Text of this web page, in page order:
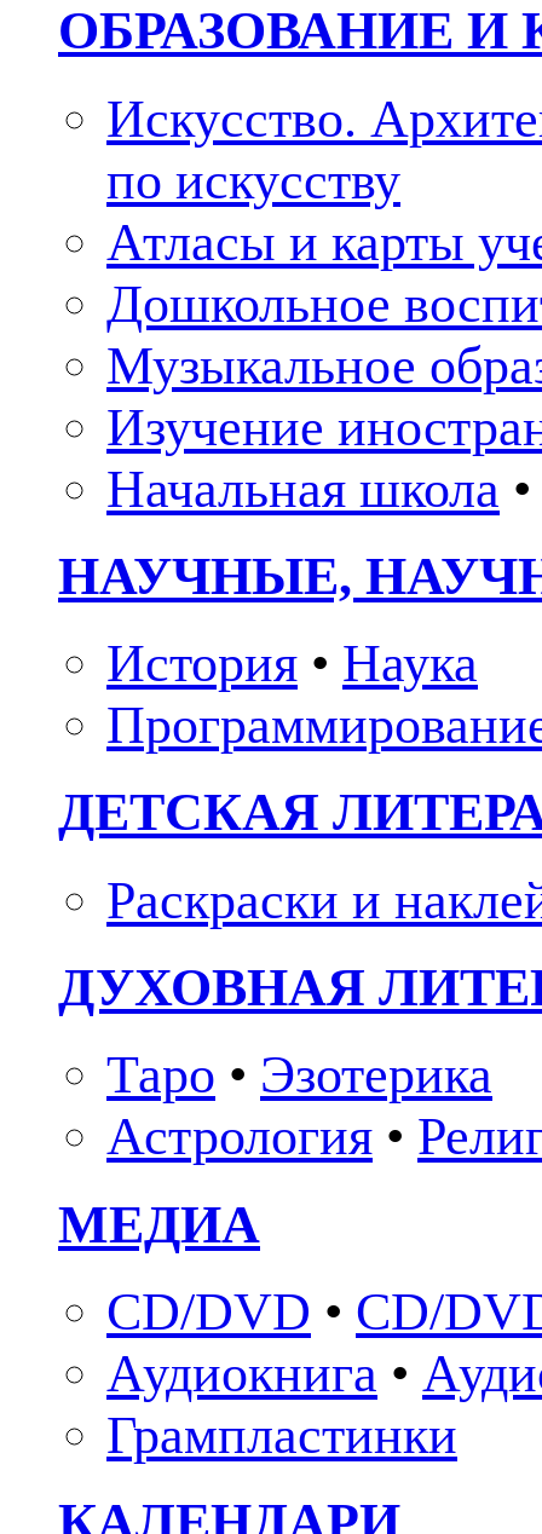
ОБРАЗОВАНИЕ И
Искусство.
по искусству
Атласы и карты
Дошкольное
Музыкальное
Изучение
Начальная школа •
НАУЧНЫЕ,
История • Наука
ДЕТСКАЯ
Раскраски и
ДУХОВНАЯ
Таро • Эзотерика
Астрология •
МЕДИА
CD/DVD • CD/
Аудиокнига •
Грампластинки